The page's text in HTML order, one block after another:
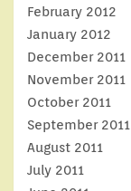
February 2012
January 2012
December 2011
November 2011
October 2011
September 2011
August 2011
July 2011